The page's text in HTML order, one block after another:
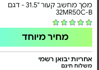
מסך מחשב קעור "31.5 - דגם
32MR50C-B
מחיר מיוחד
אחריות יבואן רשמי
משלוח חינם